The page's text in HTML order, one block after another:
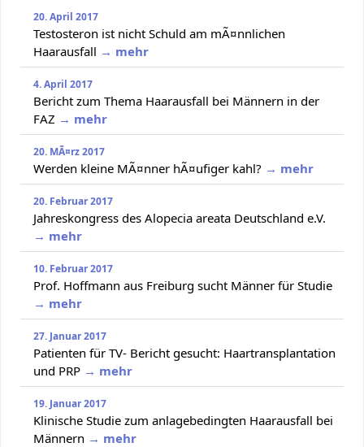
20. April 2017
Testosteron ist nicht Schuld am mÃ¤nnlichen
Haarausfall → mehr
4. April 2017
Bericht zum Thema Haarausfall bei Männern in der
FAZ → mehr
20. MÃ¤rz 2017
Werden kleine MÃ¤nner hÃ¤ufiger kahl? → mehr
20. Februar 2017
Jahreskongress des Alopecia areata Deutschland e.V.
→ mehr
10. Februar 2017
Prof. Hoffmann aus Freiburg sucht Männer für Studie
→ mehr
27. Januar 2017
Patienten für TV- Bericht gesucht: Haartransplantation
und PRP → mehr
19. Januar 2017
Klinische Studie zum anlagebedingten Haarausfall bei
Männern → mehr